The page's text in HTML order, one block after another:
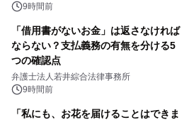
9時間前
「借用書がないお金」は返さなければ
ならない？支払義務の有無を分ける5
つの確認点
弁護士法人若井綜合法律事務所
9時間前
「私にも、お花を届けることはできま